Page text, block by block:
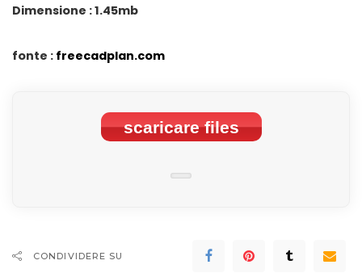
Dimensione : 1.45mb
fonte : freecadplan.com
scaricare files
CONDIVIDERE SU